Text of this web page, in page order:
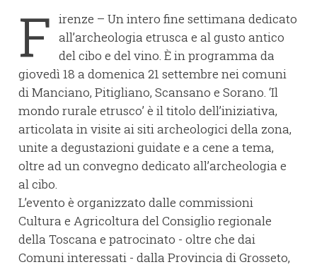
F irenze – Un intero fine settimana dedicato
all’archeologia etrusca e al gusto antico
del cibo e del vino. È in programma da
giovedì 18 a domenica 21 settembre nei comuni
di Manciano, Pitigliano, Scansano e Sorano. ‘Il
mondo rurale etrusco’ è il titolo dell’iniziativa,
articolata in visite ai siti archeologici della zona,
unite a degustazioni guidate e a cene a tema,
oltre ad un convegno dedicato all’archeologia e
al cibo.
L’evento è organizzato dalle commissioni
Cultura e Agricoltura del Consiglio regionale
della Toscana e patrocinato - oltre che dai
Comuni interessati - dalla Provincia di Grosseto,